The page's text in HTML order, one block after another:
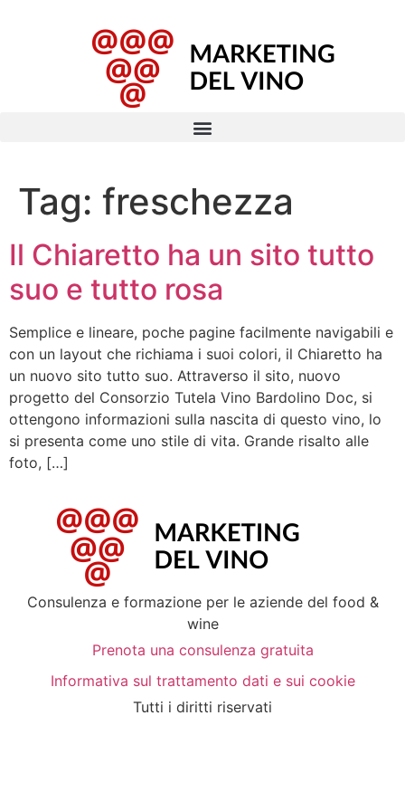
Tag: freschezza
Il Chiaretto ha un sito tutto
suo e tutto rosa
Semplice e lineare, poche pagine facilmente navigabili e
con un layout che richiama i suoi colori, il Chiaretto ha
un nuovo sito tutto suo. Attraverso il sito, nuovo
progetto del Consorzio Tutela Vino Bardolino Doc, si
ottengono informazioni sulla nascita di questo vino, lo
si presenta come uno stile di vita. Grande risalto alle
foto, […]
Consulenza e formazione per le aziende del food &
wine
Prenota una consulenza gratuita
Informativa sul trattamento dati e sui cookie
Tutti i diritti riservati